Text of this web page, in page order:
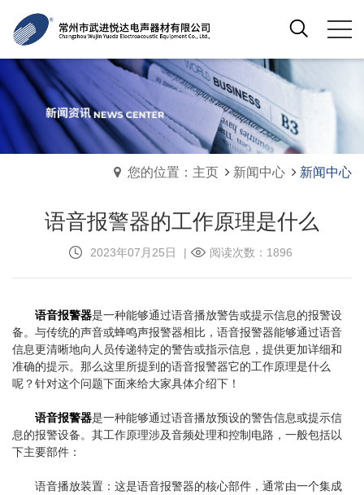
您的位置：主页 新闻中心 新闻中心
语音报警器的工作原理是什么
2023年07月25日 | 阅读次数：1896
语音报警器是一种能够通过语音播放警告或提示信息的报警设
备。与传统的声音或蜂鸣声报警器相比，语音报警器能够通过语音
信息更清晰地向人员传递特定的警告或指示信息，提供更加详细和
准确的提示。那么这里所提到的语音报警器它的工作原理是什么
呢？针对这个问题下面来给大家具体介绍下！
语音报警器是一种能够通过语音播放预设的警告信息或提示信
息的报警设备。其工作原理涉及音频处理和控制电路，一般包括以
下主要部件：
语音播放装置：这是语音报警器的核心部件，通常由一个集成